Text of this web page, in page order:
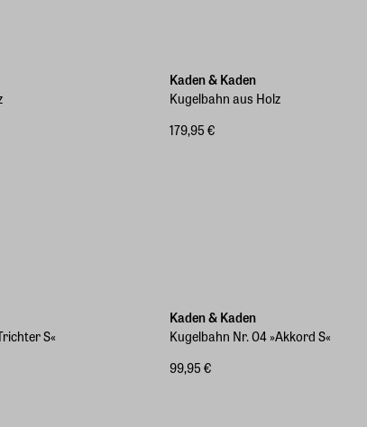
Kaden & Kaden
Kugelbahn aus Holz
179,95 €
S«
Kaden & Kaden
Kugelbahn Nr. 04 »Akkord S«
99,95 €